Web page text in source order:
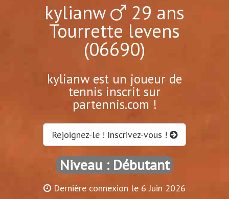
kylianw 29 ans
Tourrette levens
(06690)
kylianw est un joueur de
tennis inscrit sur
partennis.com !
Rejoignez-le ! Inscrivez-vous !
Niveau : Débutant
Dernière connexion le 6 Juin 2026